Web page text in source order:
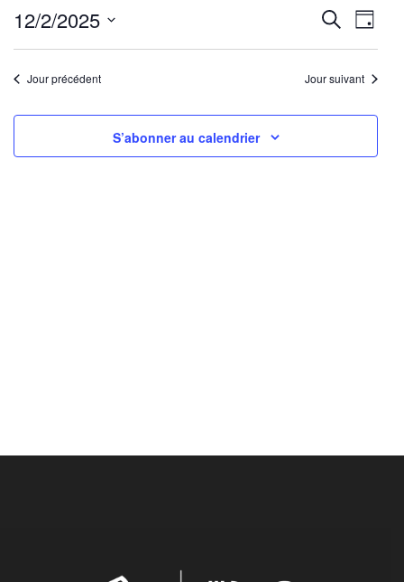
2025
et
de
vues
Recherche
de
Jour
12/2/2025
Sélectionnez
uneJour précédent Jour suivant
S’abonner au calendrier